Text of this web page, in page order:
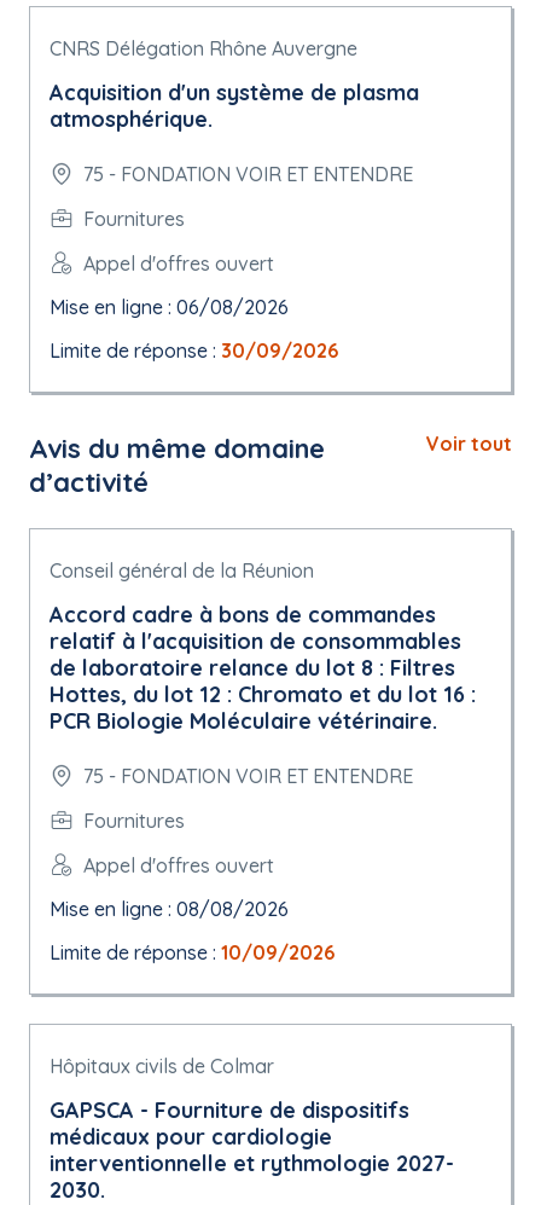
CNRS Délégation Rhône Auvergne
Acquisition d'un système de plasma
atmosphérique.
75 - FONDATION VOIR ET ENTENDRE
Fournitures
Appel d'offres ouvert
Mise en ligne : 06/08/2026
Limite de réponse : 30/09/2026
Avis du même domaine
d’activité
Voir tout
Conseil général de la Réunion
Accord cadre à bons de commandes
relatif à l'acquisition de consommables
de laboratoire relance du lot 8 : Filtres
Hottes, du lot 12 : Chromato et du lot 16 :
PCR Biologie Moléculaire vétérinaire.
75 - FONDATION VOIR ET ENTENDRE
Fournitures
Appel d'offres ouvert
Mise en ligne : 08/08/2026
Limite de réponse : 10/09/2026
Hôpitaux civils de Colmar
GAPSCA - Fourniture de dispositifs
médicaux pour cardiologie
interventionnelle et rythmologie 2027-
2030.